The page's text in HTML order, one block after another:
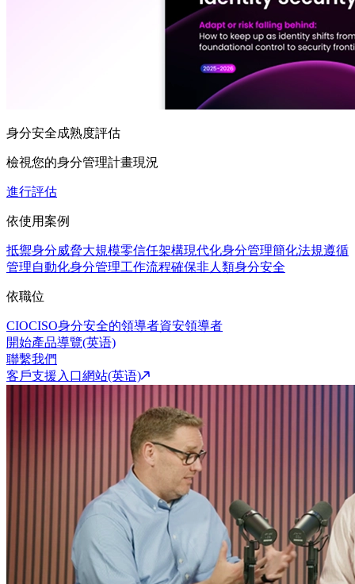
身分安全成熟度評估
檢視您的身分管理計畫現況
進行評估
依使用案例
抵禦身分威脅大規模零信任架構現代化身分管理簡化法規遵循
管理自動化身分管理工作流程確保非人類身分安全
依職位
CIOCISO身分安全的領導者資安領導者
開始產品導覽(英语)
聯繫我們
客戶支援入口網站(英语)